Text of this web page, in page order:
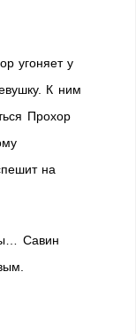
угоняет у
К ним
Прохор
на
Савин